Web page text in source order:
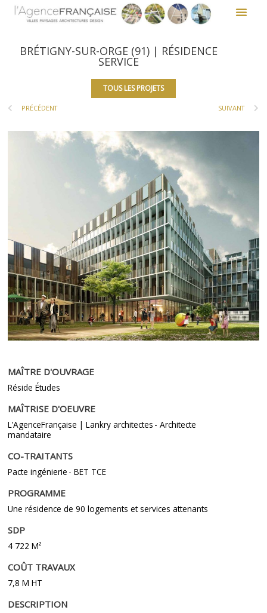
BRÉTIGNY-SUR-ORGE (91) | RÉSIDENCE
SERVICE
TOUS LES PROJETS
PRÉCÉDENT SUIVANT
MAÎTRE D'OUVRAGE
Réside Études
MAÎTRISE D'OEUVRE
L’AgenceFrançaise | Lankry architectes - Architecte
mandataire
CO-TRAITANTS
Pacte ingénierie - BET TCE
PROGRAMME
Une résidence de 90 logements et services attenants
SDP
4 722 M²
COÛT TRAVAUX
7,8 M HT
DESCRIPTION